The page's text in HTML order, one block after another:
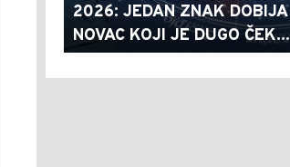
2026: JEDAN ZNAK DOBIJA
NOVAC KOJI JE DUGO ČEK...